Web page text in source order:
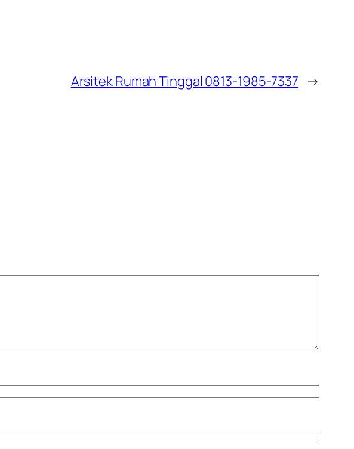
Arsitek Rumah Tinggal 0813-1985-7337 →